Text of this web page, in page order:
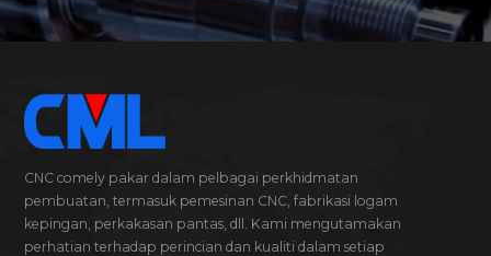
CNC comely pakar dalam pelbagai perkhidmatan
pembuatan, termasuk pemesinan CNC, fabrikasi logam
kepingan, perkakasan pantas, dll. Kami mengutamakan
perhatian terhadap perincian dan kualiti dalam setiap